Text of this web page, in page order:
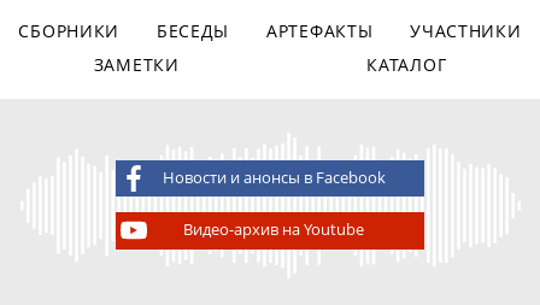
СБОРНИКИ БЕСЕДЫ АРТЕФАКТЫ
УЧАСТНИКИ
ЗАМЕТКИ
КАТАЛОГ
Новости и анонсы в Facebook
Видео-архив на Youtube